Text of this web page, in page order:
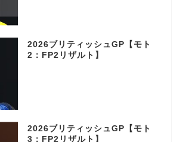
2026ブリティッシュGP【モト
2：FP2リザルト】
2026ブリティッシュGP【モト
3：FP2リザルト】